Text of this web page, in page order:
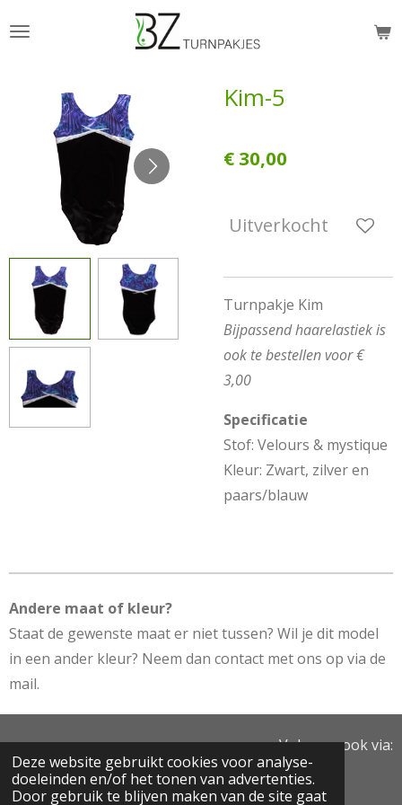
Deze website gebruikt cookies voor analyse-
doeleinden en/of het tonen van advertenties.
Door gebruik te blijven maken van de site gaat
hoofdinhoud
Kim-5
€ 30,00
Uitverkocht
Turnpakje Kim
Bijpassend haarelastiek is
ook te bestellen voor €
3,00
Specificatie
Stof: Velours & mystique
Kleur: Zwart, zilver en
paars/blauw
Andere maat of kleur?
Staat de gewenste maat er niet tussen? Wil je dit model
in een ander kleur? Neem dan contact met ons op via de
mail.
Volg ons ook via: